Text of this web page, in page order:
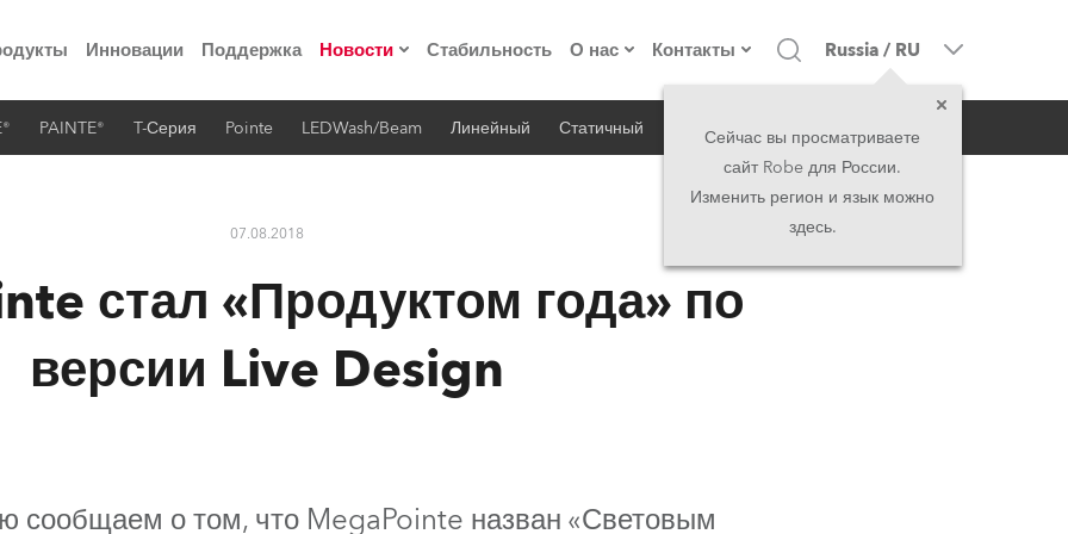
Инновации Поддержка Новости
Пресс-релизы
Стабильность О нас
о компании
Сделано в Европе
история
Контакты
Головной офис
Головной офис
North America and Caribbean
Russia / RU
Сейчас вы просматриваете
сайт Robe для России.
Изменить регион и язык можно
здесь.
PAINTE® T-Серия Pointe LEDWash/Beam Линейный Статичный iSeries
07.08.2018
стал «Продуктом года» по
версии Live Design
сообщаем о том, что MegaPointe назван «Световым